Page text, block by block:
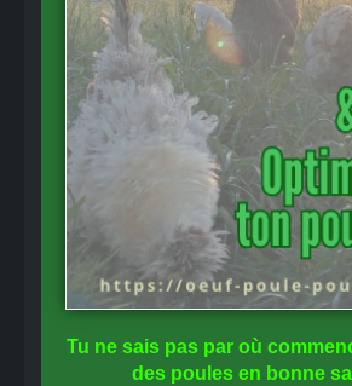
Tu ne sais pas par où
des poules en bonne